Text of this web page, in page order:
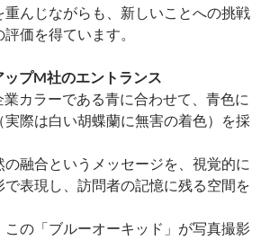
重んじながらも、新しいことへの挑戦
価を得ています。
プM社のエントランス
カラーである青に合わせて、青色に
際は白い胡蝶蘭に無害の着色）を採
融合というメッセージを、視覚的に
表現し、訪問者の記憶に残る空間を
の「ブルーオーキッド」が写真撮影